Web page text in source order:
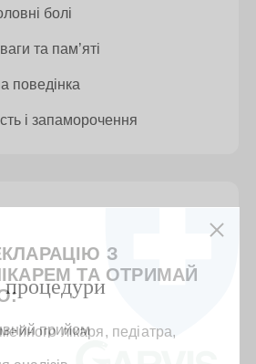
болі
та пам’яті
поведінка
і запаморочення
процедури
прийом
З
ТА ОТРИМАЙ
лікаря, педіатра,